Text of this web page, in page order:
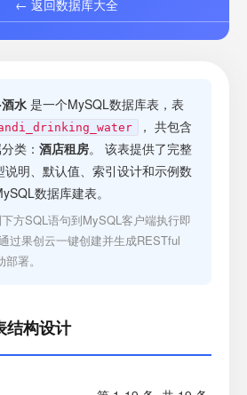
← 返回数据库大全
水是一个MySQL数据库表，表
， 共包含
类： 酒店租房。 该表提供了完整
说明、默认值、索引设计和示例数
数据库建表。
方SQL语句到MySQL客户端执行即
过果创云一键创建并生成RESTful
署。
结构设计